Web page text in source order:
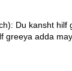
Du kansht
greeya adda